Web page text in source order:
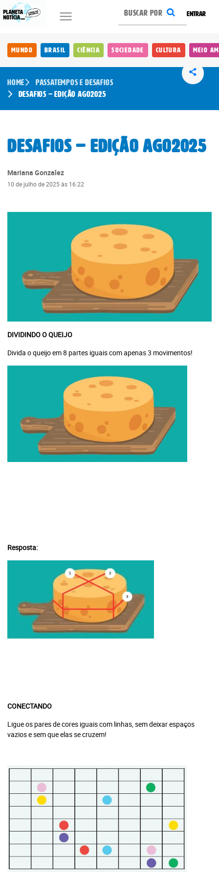
ENTRAR
Mundo Brasil Ciência Sociedade Cultura Meio
Home
Passatempos e Desafios
Desafios – Edição AGO2025
Desafios – Edição AGO2025
Mariana Gonzalez
10 de julho de 2025 às 16:22
DIVIDINDO O QUEIJO
Divida o queijo em 8 partes iguais com apenas 3 movimentos!
Resposta:
CONECTANDO
Ligue os pares de cores iguais com linhas, sem deixar espaços
vazios e sem que elas se cruzem!